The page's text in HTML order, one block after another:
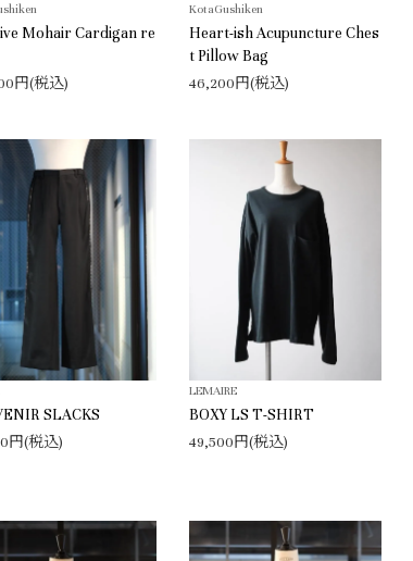
Mohair Cardigan re
円(税込)
KotaGushiken
Heart-ish Acupuncture Ches
t Pillow Bag
46,200円(税込)
SLACKS
円(税込)
LEMAIRE
BOXY LS T-SHIRT
49,500円(税込)